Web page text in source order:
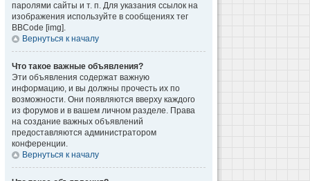
паролями сайты и т. п. Для указания ссылок на
изображения используйте в сообщениях тег
BBCode [img].
Вернуться к началу
Что такое важные объявления?
Эти объявления содержат важную
информацию, и вы должны прочесть их по
возможности. Они появляются вверху каждого
из форумов и в вашем личном разделе. Права
на создание важных объявлений
предоставляются администратором
конференции.
Вернуться к началу